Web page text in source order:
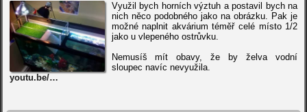
Využil bych horních výztuh a postavil bych na
nich něco podobného jako na obrázku. Pak je
možné naplnit akvárium téměř celé místo 1/2
jako u vlepeného ostrůvku.
Nemusíš mít obavy, že by želva vodní
sloupec navíc nevyužila.
youtu.be/…